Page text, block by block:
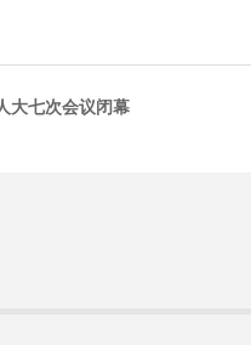
大七次会议闭幕